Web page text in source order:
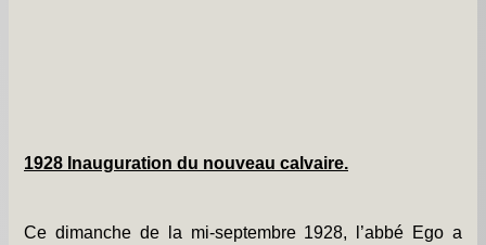
Album photos -
1928 Inauguration du nouveau calvaire.
Ce dimanche de la mi-septembre 1928, l’abbé Ego a